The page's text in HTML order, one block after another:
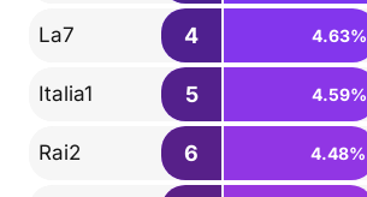
La7 4 4.63%
Italia1 5 4.59%
Rai2 6 4.48%